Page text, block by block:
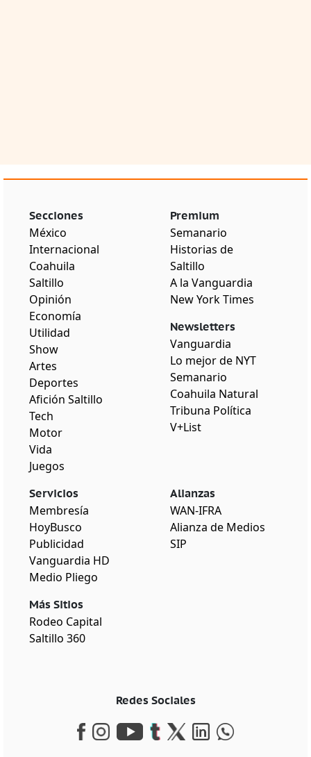
Secciones
México
Internacional
Coahuila
Saltillo
Opinión
Economía
Utilidad
Show
Artes
Deportes
Afición Saltillo
Tech
Motor
Vida
Juegos
Premium
Semanario
Historias de
Saltillo
A la Vanguardia
New York Times
Newsletters
Vanguardia
Lo mejor de NYT
Semanario
Coahuila Natural
Tribuna Política
V+List
Servicios
Membresía
HoyBusco
Publicidad
Vanguardia HD
Medio Pliego
Más Sitios
Rodeo Capital
Saltillo 360
Alianzas
WAN-IFRA
Alianza de Medios
SIP
Redes Sociales